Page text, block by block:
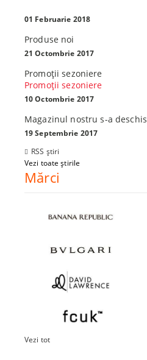
01 Februarie 2018
Produse noi
21 Octombrie 2017
Promoţii sezoniere
Promoţii sezoniere
10 Octombrie 2017
Magazinul nostru s-a deschis
19 Septembrie 2017
RSS știri
Vezi toate știrile
Mărci
Vezi tot